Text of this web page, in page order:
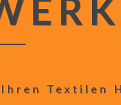
Textilen